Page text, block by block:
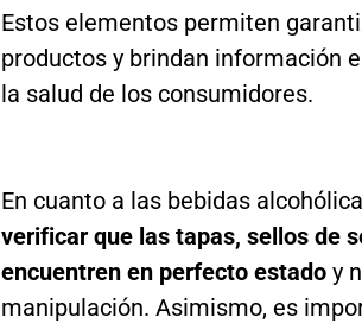
Estos elementos permiten
productos y brindan información
la salud de los consumidores.
En cuanto a las bebidas
verificar que las tapas, sellos de
encuentren en perfecto estado y
manipulación. Asimismo, es